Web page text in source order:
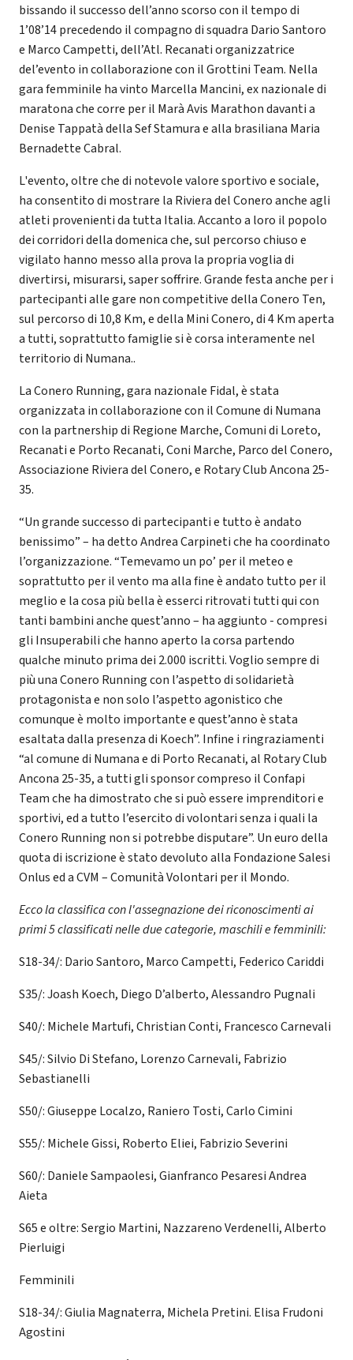
bissando il successo dell’anno scorso con il tempo di
1’08’14 precedendo il compagno di squadra Dario Santoro
e Marco Campetti, dell’Atl. Recanati organizzatrice
del’evento in collaborazione con il Grottini Team. Nella
gara femminile ha vinto Marcella Mancini, ex nazionale di
maratona che corre per il Marà Avis Marathon davanti a
Denise Tappatà della Sef Stamura e alla brasiliana Maria
Bernadette Cabral.
L'evento, oltre che di notevole valore sportivo e sociale,
ha consentito di mostrare la Riviera del Conero anche agli
atleti provenienti da tutta Italia. Accanto a loro il popolo
dei corridori della domenica che, sul percorso chiuso e
vigilato hanno messo alla prova la propria voglia di
divertirsi, misurarsi, saper soffrire. Grande festa anche per i
partecipanti alle gare non competitive della Conero Ten,
sul percorso di 10,8 Km, e della Mini Conero, di 4 Km aperta
a tutti, soprattutto famiglie si è corsa interamente nel
territorio di Numana..
La Conero Running, gara nazionale Fidal, è stata
organizzata in collaborazione con il Comune di Numana
con la partnership di Regione Marche, Comuni di Loreto,
Recanati e Porto Recanati, Coni Marche, Parco del Conero,
Associazione Riviera del Conero, e Rotary Club Ancona 25-
35.
“Un grande successo di partecipanti e tutto è andato
benissimo” – ha detto Andrea Carpineti che ha coordinato
l’organizzazione. “Temevamo un po’ per il meteo e
soprattutto per il vento ma alla fine è andato tutto per il
meglio e la cosa più bella è esserci ritrovati tutti qui con
tanti bambini anche quest’anno – ha aggiunto - compresi
gli Insuperabili che hanno aperto la corsa partendo
qualche minuto prima dei 2.000 iscritti. Voglio sempre di
più una Conero Running con l’aspetto di solidarietà
protagonista e non solo l’aspetto agonistico che
comunque è molto importante e quest’anno è stata
esaltata dalla presenza di Koech”. Infine i ringraziamenti
“al comune di Numana e di Porto Recanati, al Rotary Club
Ancona 25-35, a tutti gli sponsor compreso il Confapi
Team che ha dimostrato che si può essere imprenditori e
sportivi, ed a tutto l’esercito di volontari senza i quali la
Conero Running non si potrebbe disputare”. Un euro della
quota di iscrizione è stato devoluto alla Fondazione Salesi
Onlus ed a CVM – Comunità Volontari per il Mondo.
Ecco la classifica con l'assegnazione dei riconoscimenti ai
primi 5 classificati nelle due categorie, maschili e femminili:
S18-34/: Dario Santoro, Marco Campetti, Federico Cariddi
S35/: Joash Koech, Diego D’alberto, Alessandro Pugnali
S40/: Michele Martufi, Christian Conti, Francesco Carnevali
S45/: Silvio Di Stefano, Lorenzo Carnevali, Fabrizio
Sebastianelli
S50/: Giuseppe Localzo, Raniero Tosti, Carlo Cimini
S55/: Michele Gissi, Roberto Eliei, Fabrizio Severini
S60/: Daniele Sampaolesi, Gianfranco Pesaresi Andrea
Aieta
S65 e oltre: Sergio Martini, Nazzareno Verdenelli, Alberto
Pierluigi
Femminili
S18-34/: Giulia Magnaterra, Michela Pretini. Elisa Frudoni
Agostini